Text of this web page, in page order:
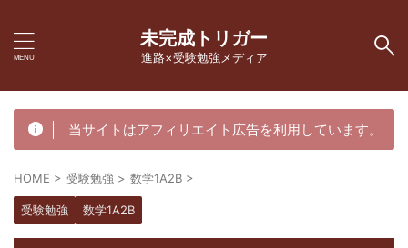
未完成トリガー
進路×受験勉強メディア
当サイトはアフィリエイト広告を利用しています。
HOME > 受験勉強 > 数学1A2B >
受験勉強 数学1A2B